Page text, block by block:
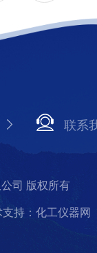
联系
司 版权所有
支持：化工仪器网